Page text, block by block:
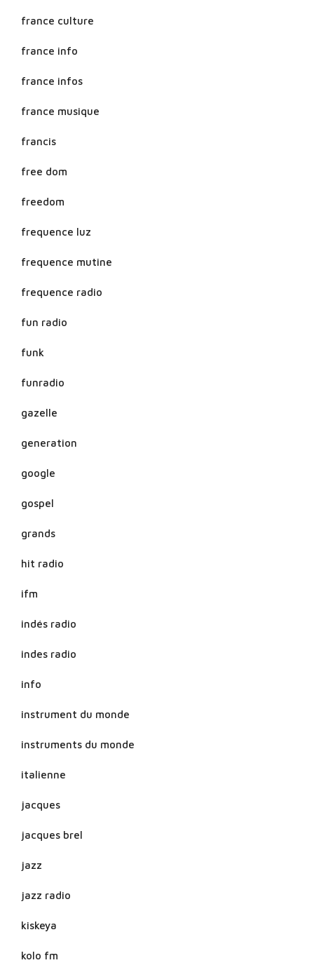
france culture
france info
france infos
france musique
francis
free dom
freedom
frequence luz
frequence mutine
frequence radio
fun radio
funk
funradio
gazelle
generation
google
gospel
grands
hit radio
ifm
indés radio
indes radio
info
instrument du monde
instruments du monde
italienne
jacques
jacques brel
jazz
jazz radio
kiskeya
kolo fm